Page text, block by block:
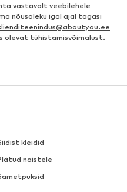
vastavalt veebilehele
nõusoleku igal ajal tagasi
olevat tühistamisvõimalust.
kleidid
naistele